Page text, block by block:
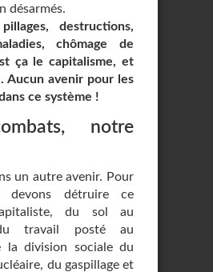
désarmés.
destructions,
chômage de
ça le capitalisme, et
Aucun avenir pour les
ce système !
notre
un autre avenir. Pour
devons détruire ce
du sol au
travail posté au
la division sociale du
du gaspillage et